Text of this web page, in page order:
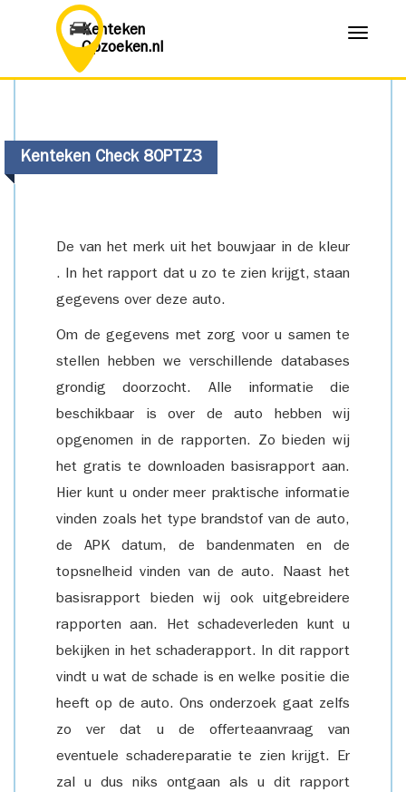
Kenteken
Opzoeken.nl
Menu
Kenteken Check 80PTZ3
De van het merk uit het bouwjaar in de kleur
. In het rapport dat u zo te zien krijgt, staan
gegevens over deze auto.
Om de gegevens met zorg voor u samen te
stellen hebben we verschillende databases
grondig doorzocht. Alle informatie die
beschikbaar is over de auto hebben wij
opgenomen in de rapporten. Zo bieden wij
het gratis te downloaden basisrapport aan.
Hier kunt u onder meer praktische informatie
vinden zoals het type brandstof van de auto,
de APK datum, de bandenmaten en de
topsnelheid vinden van de auto. Naast het
basisrapport bieden wij ook uitgebreidere
rapporten aan. Het schadeverleden kunt u
bekijken in het schaderapport. In dit rapport
vindt u wat de schade is en welke positie die
heeft op de auto. Ons onderzoek gaat zelfs
zo ver dat u de offerteaanvraag van
eventuele schadereparatie te zien krijgt. Er
zal u dus niks ontgaan als u dit rapport